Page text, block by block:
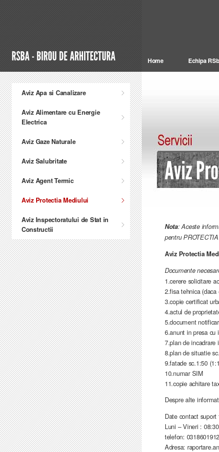
Home Echipa
Aviz Apa si Canalizare
Aviz Alimentare cu Energie
Electrica
Aviz Gaze Naturale
Aviz Salubritate
Aviz Agent Termic
Aviz Protectia Mediului
Aviz Inspectoratului de Stat in
Constructii
Nota: Aceste
pentru
Aviz Protectia
Documente
1.cerere solicitare
2.fisa tehnica (daca
3.copie certificat
4.actul de
5.document
6.anunt in presa cu
7.plan de incadrare
8.plan de situatie
9.fatade sc.1:50
10.numar SIM
11.copie achitare
Despre alte
Date contact
Luni – Vineri :
telefon:
Adresa: